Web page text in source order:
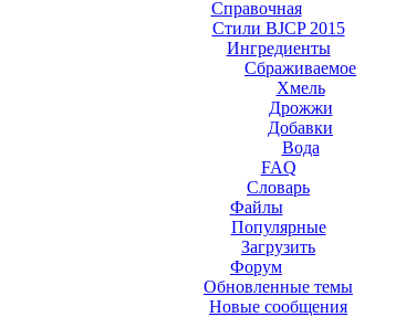
Справочная
Стили BJCP 2015
Ингредиенты
Сбраживаемое
Хмель
Дрожжи
Добавки
Вода
FAQ
Словарь
Файлы
Популярные
Загрузить
Форум
Обновленные темы
Новые сообщения